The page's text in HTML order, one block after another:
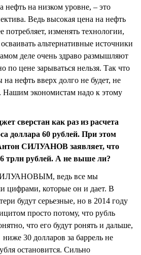
нефть на низком уровне, – это
Ведь высокая цена на нефть
потребляет, изменять технологии,
альтернативные источники
деле очень здраво размышляют
по цене зарываться нельзя. Так что
на нефть вверх долго не будет, не
Нашим экономистам надо к этому
сверстан как раз из расчета
доллара 60 рублей. При этом
СИЛУАНОВ заявляет, что
трлн рублей. А не выше ли?
ведь все мы
цифрами, которые он и дает. В
будут серьезные, но в 2014 году
просто потому, что рубль
что его будут ронять и дальше,
30 долларов за баррель не
остановится. Сильно